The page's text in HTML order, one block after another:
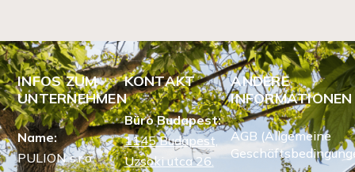
INFOS ZUM
UNTERNEHMEN
Name:
PULION s.r.o.
KONTAKT
Büro Budapest:
1145 Budapest,
Uzsoki utca 26.
ANDERE
INFORMATIONEN
AGB (Allgemeine